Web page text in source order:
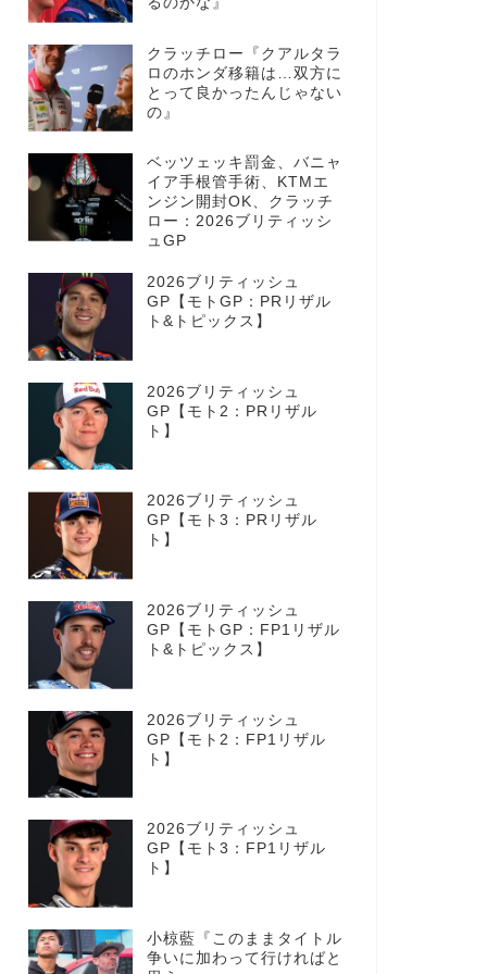
クラッチロー『クアルタラ
ロのホンダ移籍は…双方に
とって良かったんじゃない
の』
ベッツェッキ罰金、バニャ
イア手根管手術、KTMエ
ンジン開封OK、クラッチ
ロー：2026ブリティッシ
ュGP
2026ブリティッシュ
GP【モトGP：PRリザル
ト&トピックス】
2026ブリティッシュ
GP【モト2：PRリザル
ト】
2026ブリティッシュ
GP【モト3：PRリザル
ト】
2026ブリティッシュ
GP【モトGP：FP1リザル
ト&トピックス】
2026ブリティッシュ
GP【モト2：FP1リザル
ト】
2026ブリティッシュ
GP【モト3：FP1リザル
ト】
小椋藍『このままタイトル
争いに加わって行ければと